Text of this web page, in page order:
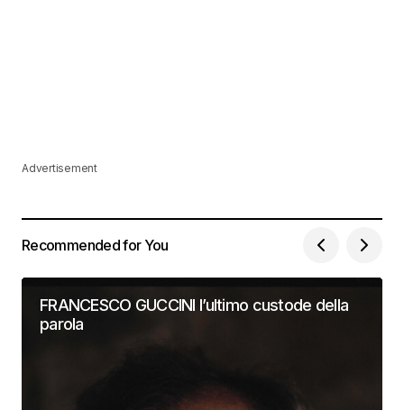
Advertisement
Recommended for You
FRANCESCO GUCCINI l’ultimo custode della
parola